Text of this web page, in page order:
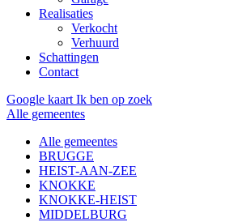
Realisaties
Verkocht
Verhuurd
Schattingen
Contact
Google kaart Ik ben op zoek
Alle gemeentes
Alle gemeentes
BRUGGE
HEIST-AAN-ZEE
KNOKKE
KNOKKE-HEIST
MIDDELBURG